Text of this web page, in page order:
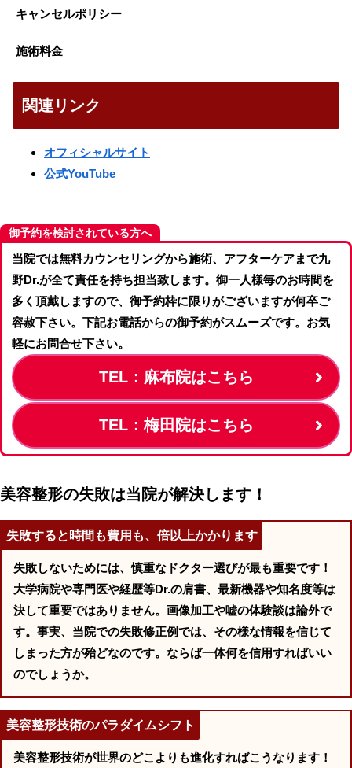
キャンセルポリシー
施術料金
関連リンク
オフィシャルサイト
公式YouTube
御予約を検討されている方へ
当院では無料カウンセリングから施術、アフターケアまで九
野Dr.が全て責任を持ち担当致します。御一人様毎のお時間を
多く頂戴しますので、御予約枠に限りがございますが何卒ご
容赦下さい。下記お電話からの御予約がスムーズです。お気
軽にお問合せ下さい。
TEL：麻布院はこちら
TEL：梅田院はこちら
美容整形の失敗は当院が解決します！
失敗すると時間も費用も、倍以上かかります
失敗しないためには、慎重なドクター選びが最も重要です！
大学病院や専門医や経歴等Dr.の肩書、最新機器や知名度等は
決して重要ではありません。画像加工や嘘の体験談は論外で
す。事実、当院での失敗修正例では、その様な情報を信じて
しまった方が殆どなのです。ならば一体何を信用すればいい
のでしょうか。
美容整形技術のパラダイムシフト
美容整形技術が世界のどこよりも進化すればこうなります！